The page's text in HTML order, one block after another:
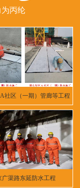
丙纶
社区（一期）管廊等工程
广渠路东延防水工程